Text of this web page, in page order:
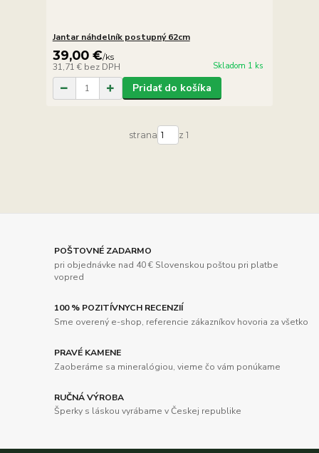
Jantar náhdelník postupný 62cm
39,00 €/ks
31,71 € bez DPH Skladom 1 ks
Pridať do košíka
strana z 1
POŠTOVNÉ ZADARMO
pri objednávke nad 40 € Slovenskou poštou pri platbe
vopred
100 % POZITÍVNYCH RECENZIÍ
Sme overený e-shop, referencie zákazníkov hovoria za všetko
PRAVÉ KAMENE
Zaoberáme sa mineralógiou, vieme čo vám ponúkame
RUČNÁ VÝROBA
Šperky s láskou vyrábame v Českej republike